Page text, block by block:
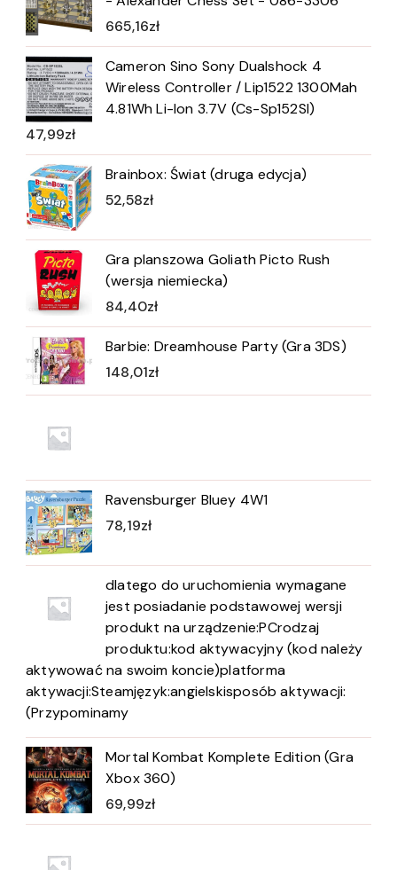
665,16zł
Cameron Sino Sony Dualshock 4
Wireless Controller / Lip1522 1300Mah
4.81Wh Li-Ion 3.7V (Cs-Sp152Sl)
47,99zł
Brainbox: Świat (druga edycja)
52,58zł
Gra planszowa Goliath Picto Rush
(wersja niemiecka)
84,40zł
Barbie: Dreamhouse Party (Gra 3DS)
148,01zł
Ravensburger Bluey 4W1
78,19zł
dlatego do uruchomienia wymagane
jest posiadanie podstawowej wersji
produkt na urządzenie:PCrodzaj
produktu:kod aktywacyjny (kod należy
aktywować na swoim koncie)platforma
aktywacji:Steamjęzyk:angielskisposób aktywacji:
(Przypominamy
Mortal Kombat Komplete Edition (Gra
Xbox 360)
69,99zł